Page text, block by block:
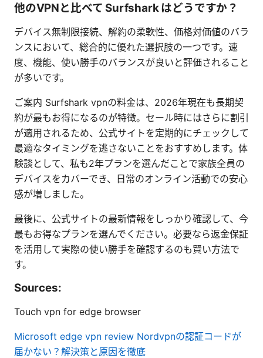
他のVPNと比べて Surfshark はどうですか？
デバイス無制限接続、解約の柔軟性、価格対価値のバラ
ンスにおいて、総合的に優れた選択肢の一つです。速
度、機能、使い勝手のバランスが良いと評価されること
が多いです。
ご案内 Surfshark vpnの料金は、2026年現在も長期契
約が最もお得になるのが特徴。セール時にはさらに割引
が適用されるため、公式サイトを定期的にチェックして
最適なタイミングを逃さないことをおすすめします。体
験談として、私も2年プランを選んだことで家族全員の
デバイスをカバーでき、日常のオンライン活動での安心
感が増しました。
最後に、公式サイトの最新情報をしっかり確認して、今
最もお得なプランを選んでください。必要なら返金保証
を活用して実際の使い勝手を確認するのも賢い方法で
す。
Sources:
Touch vpn for edge browser
Microsoft edge vpn review Nordvpnの認証コードが
届かない？解決策と原因を徹底